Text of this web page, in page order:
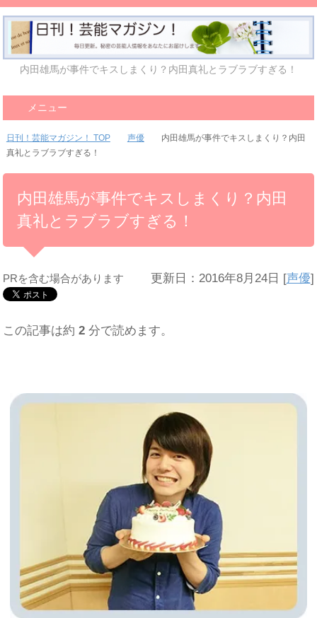
内田雄馬が事件でキスしまくり？内田真礼とラブラブすぎる！
メニュー
日刊！芸能マガジン！ TOP 声優
内田雄馬が事件でキスしまくり？内田
真礼とラブラブすぎる！
内田雄馬が事件でキスしまくり？内田
真礼とラブラブすぎる！
PRを含む場合があります 更新日：2016年8月24日 [声優]
この記事は約2 分で読めます。